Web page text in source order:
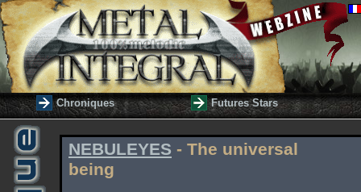
Chroniques Futures Stars
NEBULEYES - The universal
being